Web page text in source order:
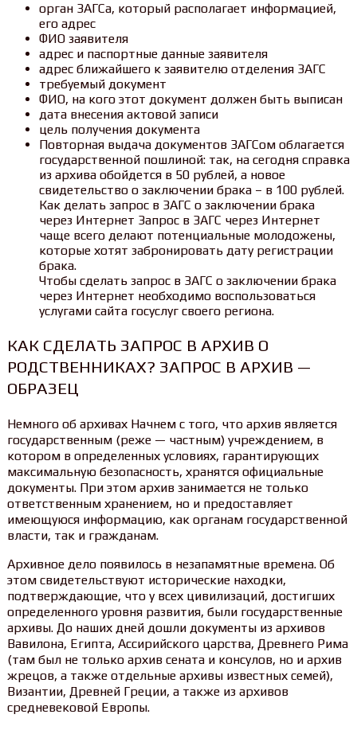
орган ЗАГСа, который располагает информацией,
его адрес
ФИО заявителя
адрес и паспортные данные заявителя
адрес ближайшего к заявителю отделения ЗАГС
требуемый документ
ФИО, на кого этот документ должен быть выписан
дата внесения актовой записи
цель получения документа
Повторная выдача документов ЗАГСом облагается
государственной пошлиной: так, на сегодня справка
из архива обойдется в 50 рублей, а новое
свидетельство о заключении брака – в 100 рублей.
Как делать запрос в ЗАГС о заключении брака
через Интернет Запрос в ЗАГС через Интернет
чаще всего делают потенциальные молодожены,
которые хотят забронировать дату регистрации
брака.
Чтобы сделать запрос в ЗАГС о заключении брака
через Интернет необходимо воспользоваться
услугами сайта госуслуг своего региона.
КАК СДЕЛАТЬ ЗАПРОС В АРХИВ О
РОДСТВЕННИКАХ? ЗАПРОС В АРХИВ —
ОБРАЗЕЦ
Немного об архивах Начнем с того, что архив является
государственным (реже — частным) учреждением, в
котором в определенных условиях, гарантирующих
максимальную безопасность, хранятся официальные
документы. При этом архив занимается не только
ответственным хранением, но и предоставляет
имеющуюся информацию, как органам государственной
власти, так и гражданам.
Архивное дело появилось в незапамятные времена. Об
этом свидетельствуют исторические находки,
подтверждающие, что у всех цивилизаций, достигших
определенного уровня развития, были государственные
архивы. До наших дней дошли документы из архивов
Вавилона, Египта, Ассирийского царства, Древнего Рима
(там был не только архив сената и консулов, но и архив
жрецов, а также отдельные архивы известных семей),
Византии, Древней Греции, а также из архивов
средневековой Европы.